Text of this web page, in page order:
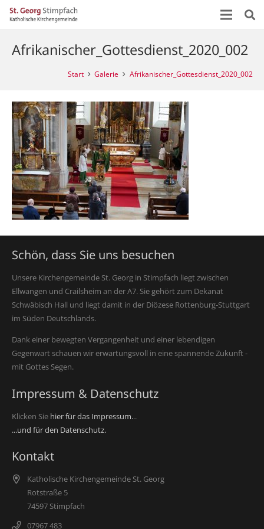
Afrikanischer_Gottesdienst_2020_002
Start Galerie Afrikanischer_Gottesdienst_2020_002
Schön, dass Sie uns besuchen
Unsere Kirchengemeinde St. Georg in Stimpfach liegt zwischen
Ellwangen und Crailsheim an der A7. Sie gehört zum Dekanat
Schwäbisch Hall und liegt damit in der Diözese Rottenburg-Stuttgart
im Süden Deutschlands.
Dank einer bewegten Vergangenheit und einer lebendigen
Gegenwart schauen wir erwartungsvoll in eine spannende Zukunft -
mit Gottes Segen.
Impressum & Datenschutz
Klicken Sie hier für das Impressum...
...und für den Datenschutz.
Kontakt
Katholische Kirchengemeinde St. Georg
Rotstraße 5
74597 Stimpfach
07967 483